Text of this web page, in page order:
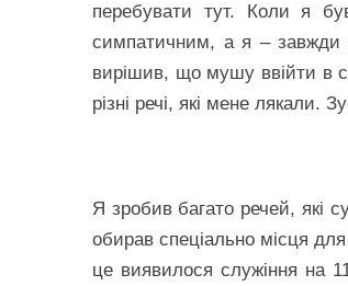
перебувати тут. Коли я
симпатичним, а я – завжди
вирішив, що мушу ввійти в
різні речі, які мене лякали.
Я зробив багато речей, які
обирав спеціально місця
це виявилося служіння на